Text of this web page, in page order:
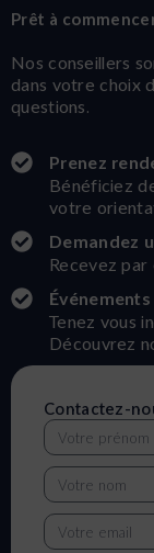
Prêt à
Nos conseillers
dans votre choix
questions.
Prenez
Bénéficiez
votre
Demandez
Recevez
Événements
Tenez vous
Découvrez
Contactez-